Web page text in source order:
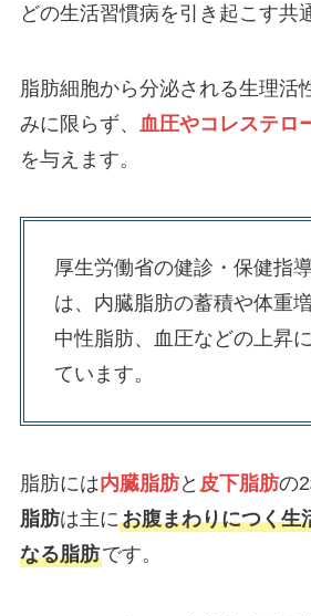
どの生活習慣病を引き起こす共
脂肪細胞から分泌される生理活
みに限らず、
血圧やコレステロ
を与えます。
厚生労働省の健診・保健指
は、内臓脂肪の蓄積や体重
中性脂肪、血圧などの上昇
ています。
脂肪には内臓脂肪と 皮下脂肪の
脂肪は主にお腹まわりにつく生
なる脂肪です。